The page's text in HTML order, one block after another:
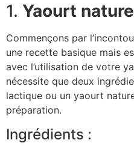
1. Yaourt
Commençons par
une recette basique mais
avec l’utilisation de votre
nécessite que deux
lactique ou un yaourt
préparation.
Ingrédients :